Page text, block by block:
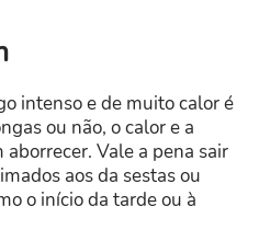
intenso e de muito calor é
ou não, o calor e a
Vale a pena sair
aos da sestas ou
o início da tarde ou à